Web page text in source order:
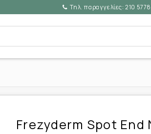
Τηλ. παραγγελίες:210
Frezyderm Spot End